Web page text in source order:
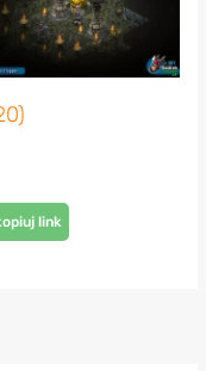
link